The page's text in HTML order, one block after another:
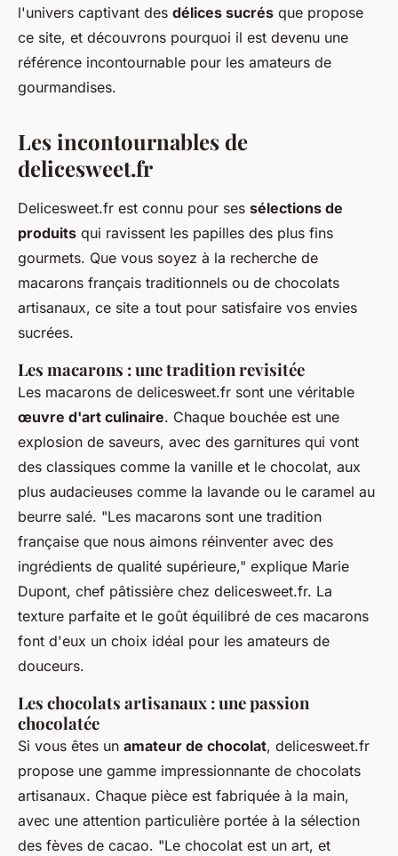
l'univers captivant des délices sucrés que propose
ce site, et découvrons pourquoi il est devenu une
référence incontournable pour les amateurs de
gourmandises.
Les incontournables de
delicesweet.fr
Delicesweet.fr est connu pour ses sélections de
produits qui ravissent les papilles des plus fins
gourmets. Que vous soyez à la recherche de
macarons français traditionnels ou de chocolats
artisanaux, ce site a tout pour satisfaire vos envies
sucrées.
Les macarons : une tradition revisitée
Les macarons de delicesweet.fr sont une véritable
œuvre d'art culinaire. Chaque bouchée est une
explosion de saveurs, avec des garnitures qui vont
des classiques comme la vanille et le chocolat, aux
plus audacieuses comme la lavande ou le caramel au
beurre salé. "Les macarons sont une tradition
française que nous aimons réinventer avec des
ingrédients de qualité supérieure," explique Marie
Dupont, chef pâtissière chez delicesweet.fr. La
texture parfaite et le goût équilibré de ces macarons
font d'eux un choix idéal pour les amateurs de
douceurs.
Les chocolats artisanaux : une passion
chocolatée
Si vous êtes un amateur de chocolat, delicesweet.fr
propose une gamme impressionnante de chocolats
artisanaux. Chaque pièce est fabriquée à la main,
avec une attention particulière portée à la sélection
des fèves de cacao. "Le chocolat est un art, et